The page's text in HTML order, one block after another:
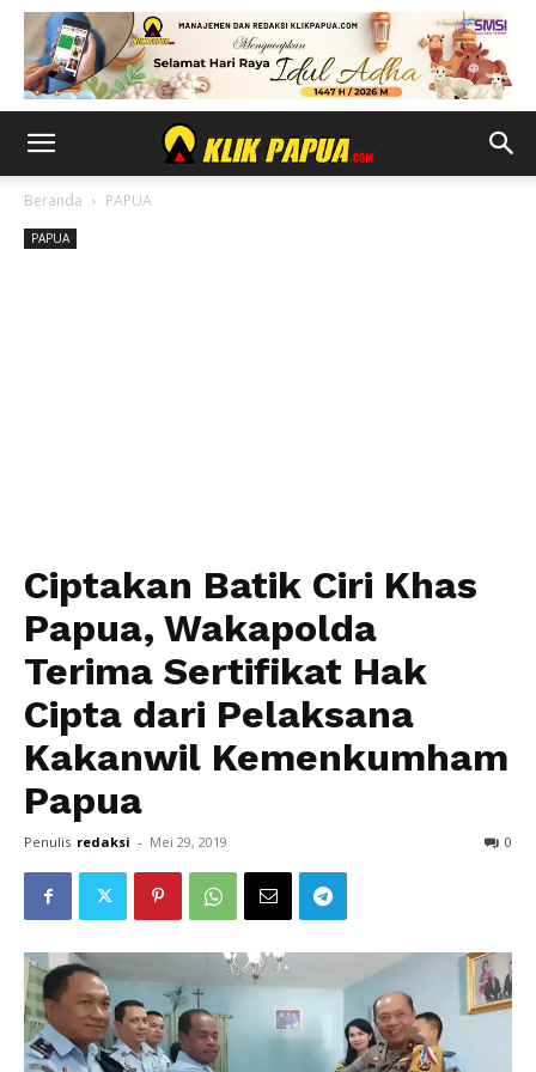
Beranda PAPUA
PAPUA
Ciptakan Batik Ciri Khas
Papua, Wakapolda
Terima Sertifikat Hak
Cipta dari Pelaksana
Kakanwil Kemenkumham
Papua
Penulis redaksi - Mei 29, 2019 0